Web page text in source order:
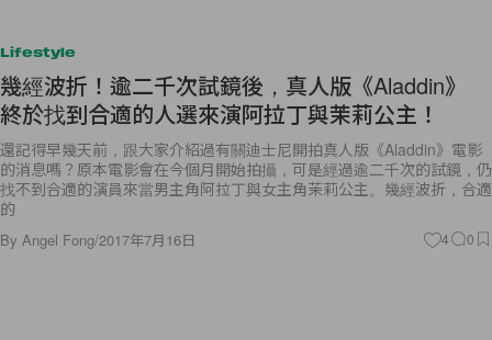
Lifestyle
幾經波折！逾二千次試鏡後，真人版《Aladdin》
終於找到合適的人選來演阿拉丁與茉莉公主！
還記得早幾天前，跟大家介紹過有關迪士尼開拍真人版《Aladdin》電影
的消息嗎？原本電影會在今個月開始拍攝，可是經過逾二千次的試鏡，仍
找不到合適的演員來當男主角阿拉丁與女主角茉莉公主。幾經波折，合適
的
By Angel Fong/2017年7月16日 4 0